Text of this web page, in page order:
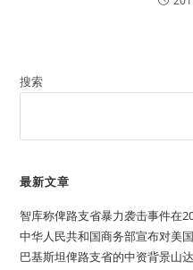
搜索
最新文章
智库称俾路支省暴力袭击事件在
中华人民共和国商务部宣布对美
巴基斯坦俾路支省的中资背景山